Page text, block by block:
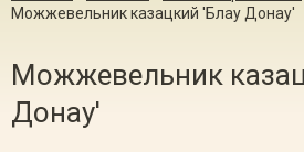
Можжевельник казацкий 'Блау Донау'
Можжевельник
Донау'